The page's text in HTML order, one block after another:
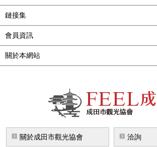
鏈接集
會員資訊
關於本網站
FEEL成田成田市公式觀光信息
關於成田市觀光協會 洽詢